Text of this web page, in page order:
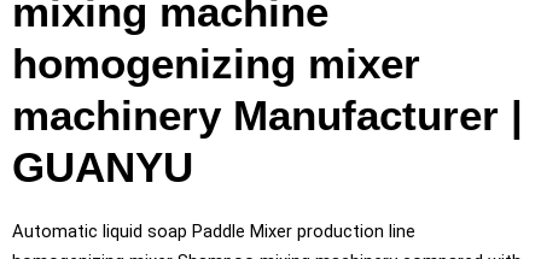
mixing machine
homogenizing mixer
machinery Manufacturer |
GUANYU
Automatic liquid soap Paddle Mixer production line